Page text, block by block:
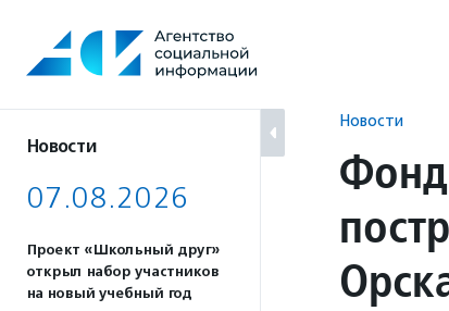
содержанию
Новости
07.08.2026
Проект «Школьный друг»
открыл набор участников
на новый учебный год
Новости